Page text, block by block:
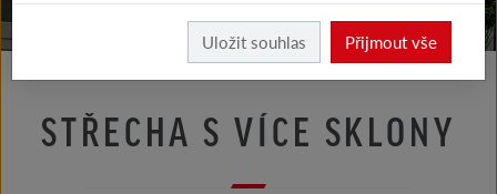
Rady střecha Rady architekta
STŘECHA S VÍCE SKLONY
Uložit souhlas Přijmout vše